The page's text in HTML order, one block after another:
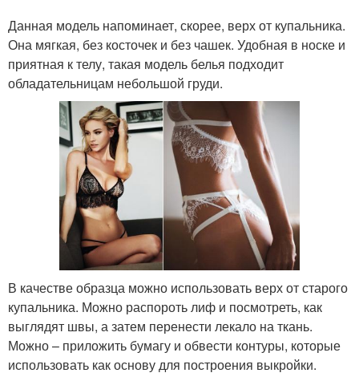
Данная модель напоминает, скорее, верх от купальника.
Она мягкая, без косточек и без чашек. Удобная в носке и
приятная к телу, такая модель белья подходит
обладательницам небольшой груди.
В качестве образца можно использовать верх от старого
купальника. Можно распороть лиф и посмотреть, как
выглядят швы, а затем перенести лекало на ткань.
Можно – приложить бумагу и обвести контуры, которые
использовать как основу для построения выкройки.